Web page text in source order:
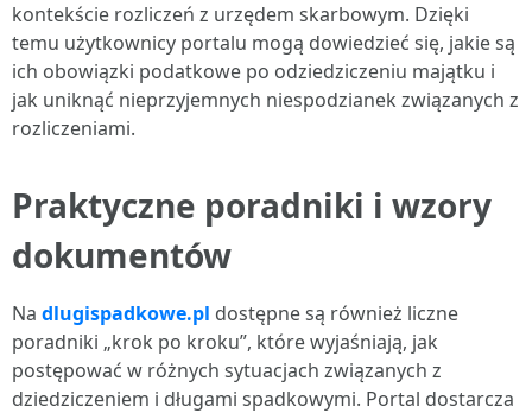
kontekście rozliczeń z urzędem skarbowym. Dzięki
temu użytkownicy portalu mogą dowiedzieć się, jakie są
ich obowiązki podatkowe po odziedziczeniu majątku i
jak uniknąć nieprzyjemnych niespodzianek związanych z
rozliczeniami.
Praktyczne poradniki i wzory
dokumentów
Na dlugispadkowe.pl dostępne są również liczne
poradniki „krok po kroku”, które wyjaśniają, jak
postępować w różnych sytuacjach związanych z
dziedziczeniem i długami spadkowymi. Portal dostarcza